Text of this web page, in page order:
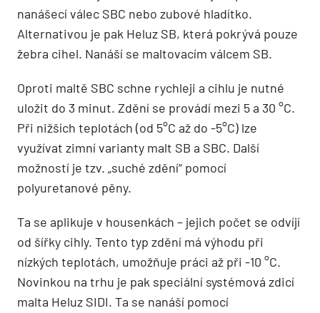
nanášecí válec SBC nebo zubové hladítko.
Alternativou je pak Heluz SB, která pokrývá pouze
žebra cihel. Nanáší se maltovacím válcem SB.
Oproti maltě SBC schne rychleji a cihlu je nutné
uložit do 3 minut. Zdění se provádí mezi 5 a 30 °C.
Při nižších teplotách (od 5°C až do -5°C) lze
využívat zimní varianty malt SB a SBC. Další
možností je tzv. „suché zdění“ pomocí
polyuretanové pěny.
Ta se aplikuje v housenkách – jejich počet se odvíjí
od šířky cihly. Tento typ zdění má výhodu při
nízkých teplotách, umožňuje práci až při -10 °C.
Novinkou na trhu je pak speciální systémová zdicí
malta Heluz SIDI. Ta se nanáší pomocí